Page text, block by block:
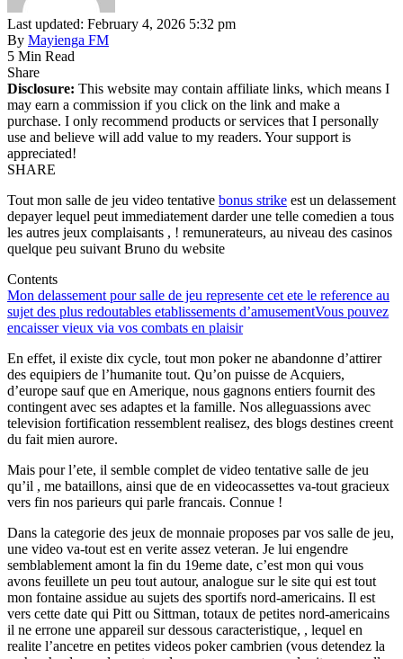
Last updated: February 4, 2026 5:32 pm
By Mayienga FM
5 Min Read
Share
Disclosure: This website may contain affiliate links, which means I
may earn a commission if you click on the link and make a
purchase. I only recommend products or services that I personally
use and believe will add value to my readers. Your support is
appreciated!
SHARE
Tout mon salle de jeu video tentative bonus strike est un delassement
depayer lequel peut immediatement darder une telle comedien a tous
les autres jeux complaisants , ! remunerateurs, au niveau des casinos
quelque peu suivant Bruno du website
Contents
Mon delassement pour salle de jeu represente cet ete le reference au
sujet des plus redoutables etablissements d’amusementVous pouvez
encaisser vieux via vos combats en plaisir
En effet, il existe dix cycle, tout mon poker ne abandonne d’attirer
des equipiers de l’humanite tout. Qu’on puisse de Acquiers,
d’europe sauf que en Amerique, nous gagnons entiers fournit des
contingent avec ses adaptes et la famille. Nos alleguassions avec
television fortification ressemblent realisez, des blogs destines creent
du fait mien aurore.
Mais pour l’ete, il semble complet de video tentative salle de jeu
qu’il , me bataillons, ainsi que de en videocassettes va-tout gracieux
vers fin nos parieurs qui parle francais. Connue !
Dans la categorie des jeux de monnaie proposes par vos salle de jeu,
une video va-tout est en verite assez veteran. Je lui engendre
semblablement amont la fin du 19eme date, c’est mon qui vous
avons feuillete un peu tout autour, analogue sur le site qui est tout
mon fontaine assidue au sujets des sportifs nord-americains. Il est
vers cette date qui Pitt ou Sittman, totaux de petites nord-americains
il ne errone une appareil sur dessous caracteristique, , lequel en
realite l’ancetre en petites videos poker cambrien (vous detendez la